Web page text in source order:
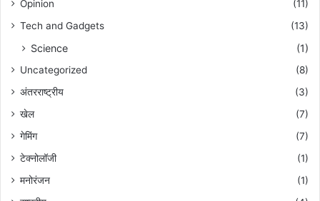
Opinion
(11)
Tech and Gadgets
(13)
Science (1)
Uncategorized
(8)
अंतरराष्ट्रीय
(3)
खेल
(7)
गेमिंग
(7)
टेक्नोलॉजी
(1)
मनोरंजन
(1)